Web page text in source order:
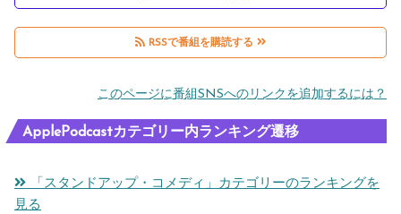
RSSで番組を購読する
このページに番組SNSへのリンクを追加するには？
ApplePodcastカテゴリー内ランキング遷移
「スタンドアップ・コメディ」カテゴリーのランキングを
見る